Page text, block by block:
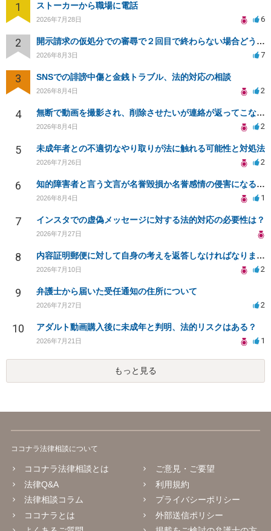
1 ストーカーから職場に電話
2026年7月28日 6
2 開示請求の仮処分での審尋で２回目で終わらない場合どうしたらいいですか
2026年8月3日 7
3 SNSでの誹謗中傷と金銭トラブル、法的対応の相談
2026年8月4日 2
4 無断で動画を撮影され、削除させたいが連絡が返ってこない。
2026年8月4日 2
5 未成年者との不適切なやり取りが法に触れる可能性と対処法
2026年7月26日 2
6 知的障害者と言う文言が名誉毀損か名誉感情の侵害になるか教えてほしい。
2026年8月4日 1
7 インスタでの虚偽メッセージに対する法的対応の必要性は？
2026年7月27日
8 内容証明郵便に対して自身の考えを返答しなければなりませんか？
2026年7月10日 2
9 弁護士から届いた受任通知の住所について
2026年7月27日 2
10 アダルト動画購入後に未成年と判明、法的リスクはある？
2026年7月21日 1
もっと見る
ココナラ法律相談について
ココナラ法律相談とは
法律Q&A
法律相談コラム
ココナラとは
ご意見・ご要望
利用規約
プライバシーポリシー
外部送信ポリシー